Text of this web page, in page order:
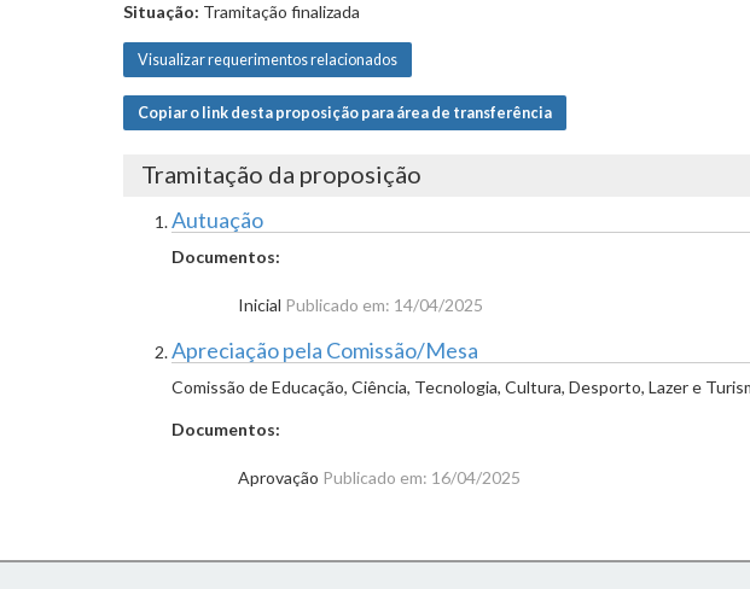
Situação: Tramitação finalizada
Visualizar requerimentos relacionados
Copiar o link desta proposição para área de transferência
Tramitação da proposição
Autuação
Documentos:
Inicial Publicado em: 14/04/2025
Apreciação pela Comissão/Mesa
Comissão de Educação, Ciência, Tecnologia, Cultura, Desporto, Lazer e
Documentos:
Aprovação Publicado em: 16/04/2025